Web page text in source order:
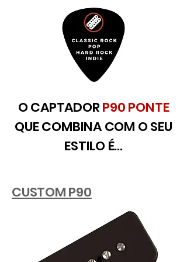
O CAPTADORP90 PONTE
QUE COMBINA COM O SEU
ESTILO É...
CUSTOM P90